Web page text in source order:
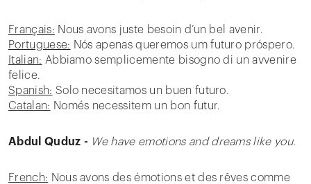
Français: Nous avons juste besoin d’un bel avenir.
Portuguese: Nós apenas queremos um futuro próspero.
Italian: Abbiamo semplicemente bisogno di un avvenire
felice.
Spanish: Solo necesitamos un buen futuro.
Catalan: Només necessitem un bon futur.
Abdul Quduz - We have emotions and dreams like you.
French: Nous avons des émotions et des rêves comme